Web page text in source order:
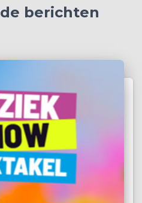
berichten